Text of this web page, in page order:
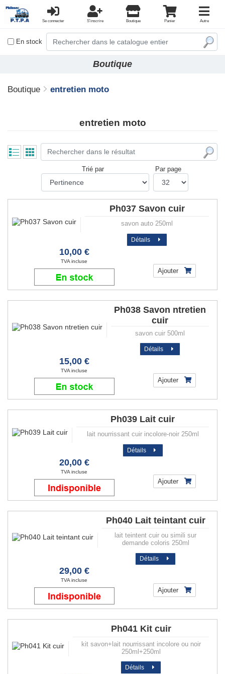
Se connecter S'inscrire Boutique Panier Autre
En stock
Boutique
Boutique entretien moto
entretien moto
Trié par Par page
Ph037 Savon cuir
savon auto 250ml
Détails
10,00 €
TVA incluse
Ajouter
Ph038 Savon ntretien
cuir
savon cuir 500ml
Détails
15,00 €
TVA incluse
Ajouter
Ph039 Lait cuir
lait nourrissant cuir incolore-noir 250ml
Détails
20,00 €
TVA incluse
Ajouter
Ph040 Lait teintant cuir
lait teintent cuir ou simili sur
demande coloris 250ml
Détails
29,00 €
TVA incluse
Ajouter
Ph041 Kit cuir
kit savon+lait nourrissant incolore ou noir
250ml+250ml
Détails